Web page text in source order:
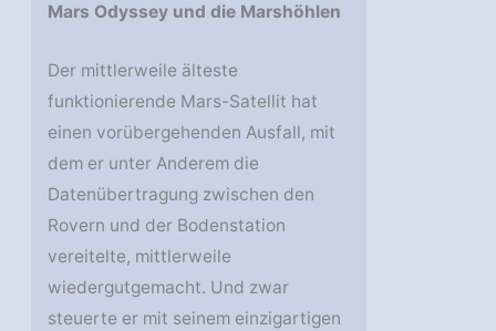
Mars Odyssey und die Marshöhlen
Der mittlerweile älteste
funktionierende Mars-Satellit hat
einen vorübergehenden Ausfall, mit
dem er unter Anderem die
Datenübertragung zwischen den
Rovern und der Bodenstation
vereitelte, mittlerweile
wiedergutgemacht. Und zwar
steuerte er mit seinem einzigartigen